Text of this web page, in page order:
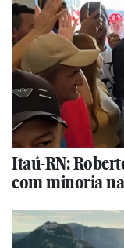
Itaú-RN:
com minoria